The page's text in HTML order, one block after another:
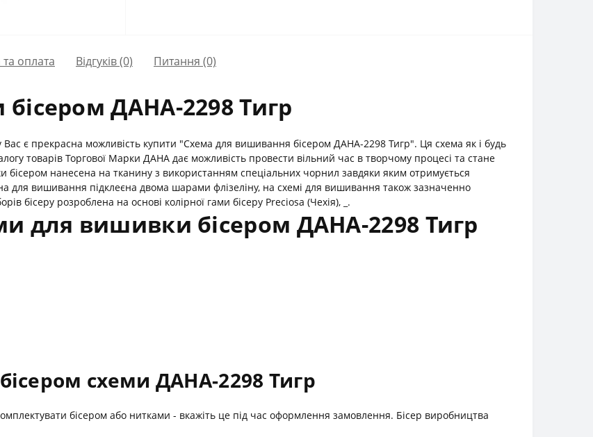
оплата Відгуків (0) Питання (0)
ДАНА-2298 Тигр
Вас є прекрасна можливість купити "Схема для вишивання бісером ДАНА-2298 Тигр". Ця схема як і будь
товарів Торгової Марки ДАНА дає можливість провести вільний час в творчому процесі та стане
нанесена на тканину з використанням спеціальних чорнил завдяки яким отримується
для вишивання підклеєна двома шарами флізеліну, на схемі для вишивання також зазначенно
бісеру розроблена на основі колірної гами бісеру Preciosa (Чехія), _.
для вишивки бісером ДАНА-2298 Тигр
схеми ДАНА-2298 Тигр
бісером або нитками - вкажіть це під час оформлення замовлення. Бісер виробництва